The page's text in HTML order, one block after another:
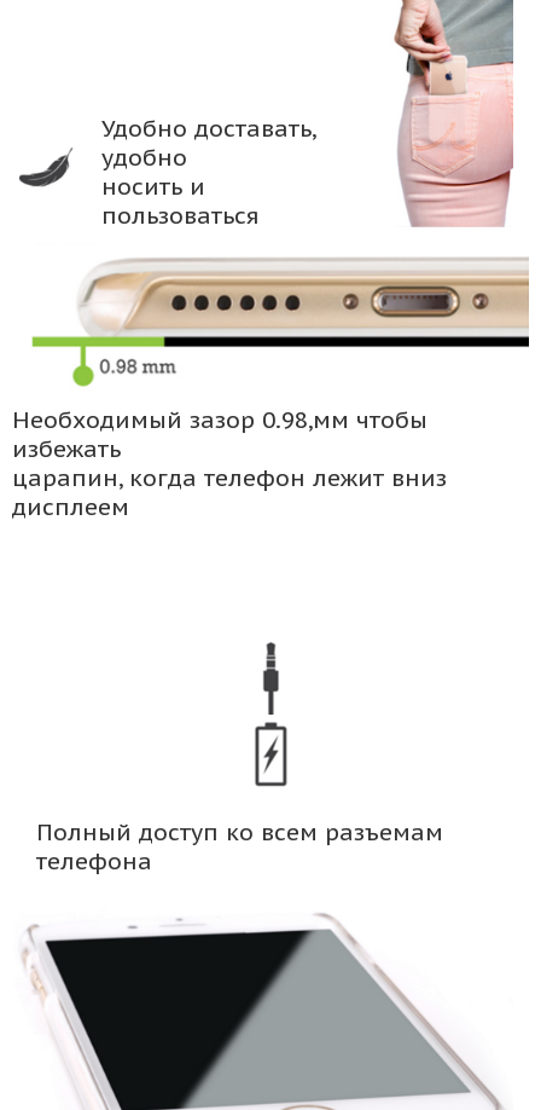
Удобно доставать,
удобно
носить и
пользоваться
Необходимый зазор 0.98,мм чтобы
избежать
царапин, когда телефон лежит вниз
дисплеем
Полный доступ ко всем разъемам
телефона